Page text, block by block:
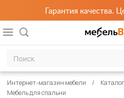
Гарантия качества.
Интернет-магазин мебели
Мебель для спальни